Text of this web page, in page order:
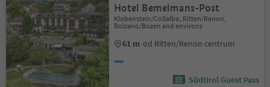
Hotel Bemelmans-Post
Klobenstein/Collalbo, Ritten/Renon,
Bolzano/Bozen and environs
61 m od Ritten/Renon centrum
Südtirol Guest Pass